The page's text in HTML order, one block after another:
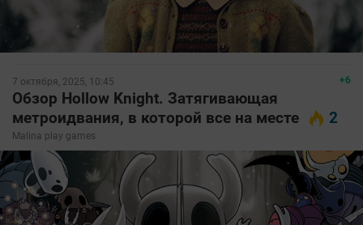
+6
7 октября, 2025, 10:45
Обзор Hollow Knight. Затягивающая
метроидвания, в которой все на месте
2
Malina play games